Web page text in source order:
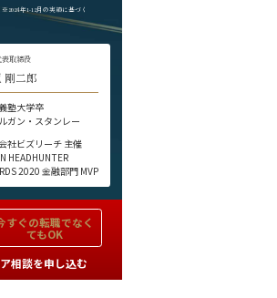
※2024年1-12月の実績に基づく
表取締役
剛二郎
塾大学卒
ガン・スタンレー
社ビズリーチ 主催
HEADHUNTER
2020 金融部門 MVP
すぐの転職でなく
てもOK
相談を申し込む